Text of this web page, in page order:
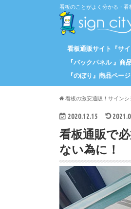
看板のことがよく分かる・
看板通販サイト『サイ
『バックパネル 』商
『のぼり』商品ページ
看板の激安通販！サインシ
2020.12.15
看板通販で
ない為に！